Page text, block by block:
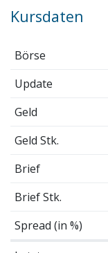
Kursdaten
Börse
Update
Geld
Geld Stk.
Brief
Brief Stk.
Spread (in %)